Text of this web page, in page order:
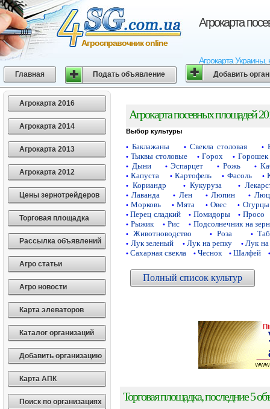
Агрокарта
Агрокарта
Агросправочник online
Главная Подать объявление Добавить
Агрокарта 2016
Агрокарта 2014
Агрокарта 2013
Агрокарта 2012
Цены зернотрейдеров
Торговая площадка
Рассылка объявлений
Агро статьи
Агро новости
Карта элеваторов
Каталог организаций
Добавить организацию
Карта АПК
Поиск по организациях
Агрокарта посевных площадей
Выбор культуры
• Баклажаны • Свекла столовая •
• Тыквы столовые • Горох • Горошек
• Дыни • Эспарцет • Рожь •
• Капуста • Картофель • Фасоль •
• Кориандр • Кукуруза •
• Лаванда • Лен • Люпин •
• Морковь • Мята • Овес • Огурцы
• Перец сладкий • Помидоры • Просо
• Рыжик • Рис • Подсолнечник на
• Животноводство • Роза •
• Лук зеленый • Лук на репку • Лук на
• Сахарная свекла • Чеснок • Шалфей •
Полный список культур
Торговая площадка, последние 5